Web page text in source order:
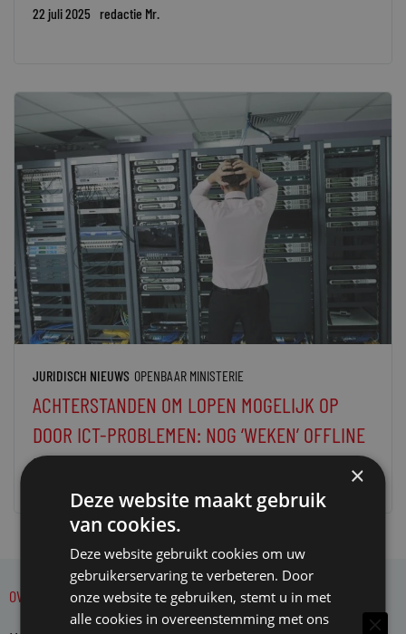
22 juli 2025 redactie Mr.
JURIDISCH NIEUWS OPENBAAR MINISTERIE
ACHTERSTANDEN OM LOPEN MOGELIJK OP
DOOR ICT-PROBLEMEN: NOG ‘WEKEN’ OFFLINE
22 juli 2025
OVER MR.
×
Deze website maakt gebruik
van cookies.
Deze website gebruikt cookies om uw
gebruikerservaring te verbeteren. Door
onze website te gebruiken, stemt u in met
alle cookies in overeenstemming met ons